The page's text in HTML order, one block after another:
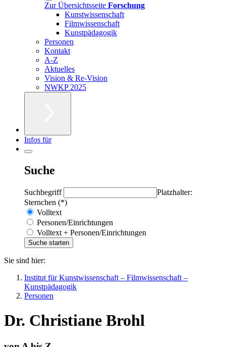
Zur Übersichtsseite Forschung
Kunstwissenschaft
Filmwissenschaft
Kunstpädagogik
Personen
Kontakt
A-Z
Aktuelles
Vision & Re-Vision
NWKP 2025
Infos für
Suche
Suchbegriff
Platzhalter:
Sternchen (*)
Volltext
Personen/Einrichtungen
Volltext + Personen/Einrichtungen
Sie sind hier:
Institut für Kunstwissenschaft – Filmwissenschaft –
Kunstpädagogik
Personen
Dr. Christiane Brohl